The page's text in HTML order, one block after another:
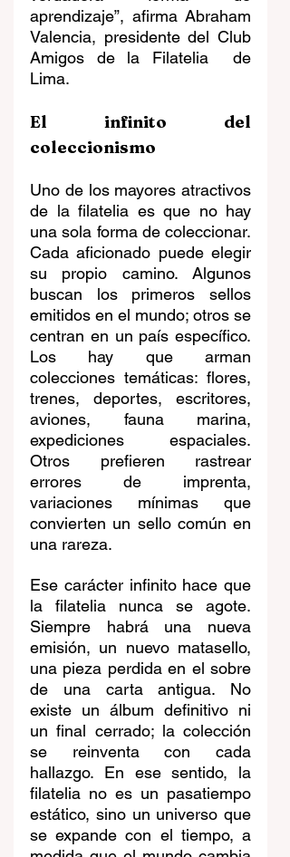
aprendizaje”, afirma Abraham
Valencia, presidente del Club
Amigos de la Filatelia  de
Lima.
El infinito del
coleccionismo
Uno de los mayores atractivos
de la filatelia es que no hay
una sola forma de coleccionar.
Cada aficionado puede elegir
su propio camino. Algunos
buscan los primeros sellos
emitidos en el mundo; otros se
centran en un país específico.
Los hay que arman
colecciones temáticas: flores,
trenes, deportes, escritores,
aviones, fauna marina,
expediciones espaciales.
Otros prefieren rastrear
errores de imprenta,
variaciones mínimas que
convierten un sello común en
una rareza.
Ese carácter infinito hace que
la filatelia nunca se agote.
Siempre habrá una nueva
emisión, un nuevo matasello,
una pieza perdida en el sobre
de una carta antigua. No
existe un álbum definitivo ni
un final cerrado; la colección
se reinventa con cada
hallazgo. En ese sentido, la
filatelia no es un pasatiempo
estático, sino un universo que
se expande con el tiempo, a